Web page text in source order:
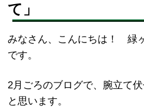
て」
みなさん、こんにちは！ 緑
です。
2月ごろのブログで、腕立て
と思います。